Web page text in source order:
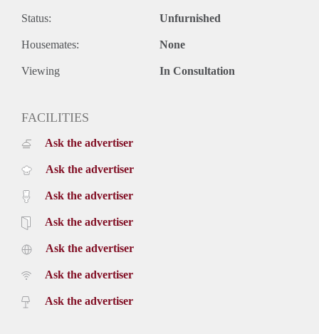
Status: Unfurnished
Housemates: None
Viewing In Consultation
FACILITIES
Ask the advertiser
Ask the advertiser
Ask the advertiser
Ask the advertiser
Ask the advertiser
Ask the advertiser
Ask the advertiser